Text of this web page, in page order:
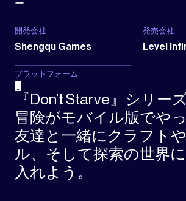
ー
開発会社
Shengqu Games
発売会社
Level
プラットフォーム
『Don’t Starve』シリー
冒険がモバイル版でや
友達と一緒にクラフト
ル、そして探索の世界
入れよう。